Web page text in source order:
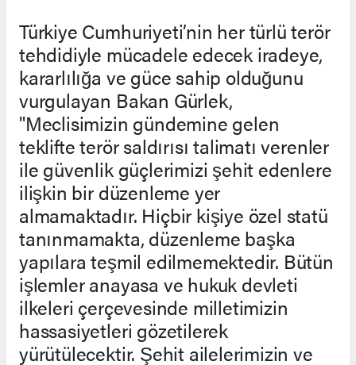
Türkiye Cumhuriyeti’nin her türlü terör
tehdidiyle mücadele edecek iradeye,
kararlılığa ve güce sahip olduğunu
vurgulayan Bakan Gürlek,
"Meclisimizin gündemine gelen
teklifte terör saldırısı talimatı verenler
ile güvenlik güçlerimizi şehit edenlere
ilişkin bir düzenleme yer
almamaktadır. Hiçbir kişiye özel statü
tanınmamakta, düzenleme başka
yapılara teşmil edilmemektedir. Bütün
işlemler anayasa ve hukuk devleti
ilkeleri çerçevesinde milletimizin
hassasiyetleri gözetilerek
yürütülecektir. Şehit ailelerimizin ve